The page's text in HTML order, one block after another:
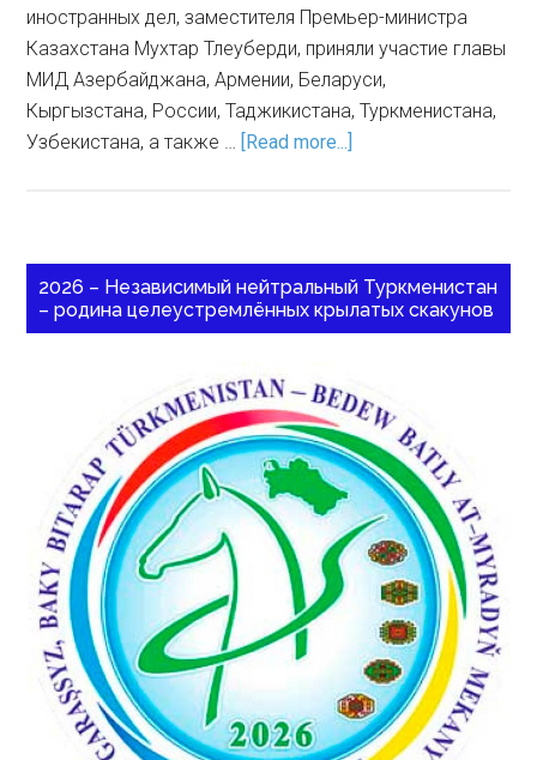
иностранных дел, заместителя Премьер-министра
Казахстана Мухтар Тлеуберди, приняли участие главы
МИД Азербайджана, Армении, Беларуси,
Кыргызстана, России, Таджикистана, Туркменистана,
Узбекистана, а также … [Read more...]
2026 – Независимый нейтральный Туркменистан
– родина целеустремлённых крылатых скакунов